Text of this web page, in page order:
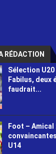
RÉDACTION
Sélection
Fabilus, deux
faudrait...
Foot –
U14